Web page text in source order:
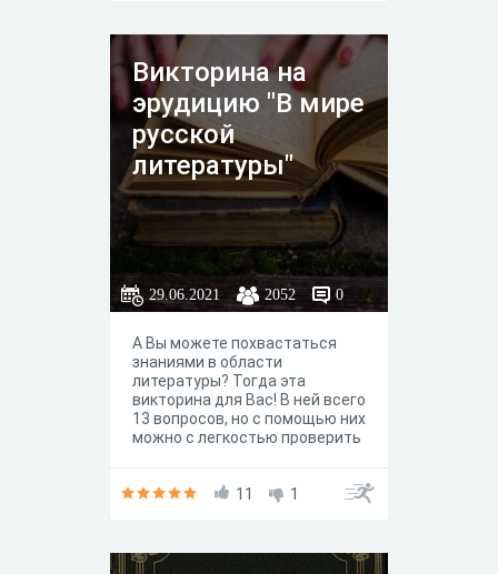
Викторина на
эрудицию "В мире
русской
литературы"
29.06.2021 2052 0
А Вы можете похвастаться
знаниями в области
литературы? Тогда эта
викторина для Вас! В ней всего
13 вопросов, но с помощью них
можно с легкостью проверить
11
1